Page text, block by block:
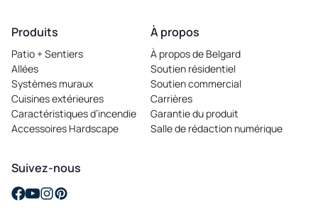
in
a
new
tab
Produits
Patio + Sentiers
Allées
Systèmes muraux
Cuisines extérieures
Caractéristiques d’incendie
Accessoires Hardscape
À propos
À propos de Belgard
Soutien résidentiel
Soutien commercial
Carrières
opens
in
a
Garantie du produit
Salle de rédaction numérique
Suivez-nous
opens
opens
opensopens